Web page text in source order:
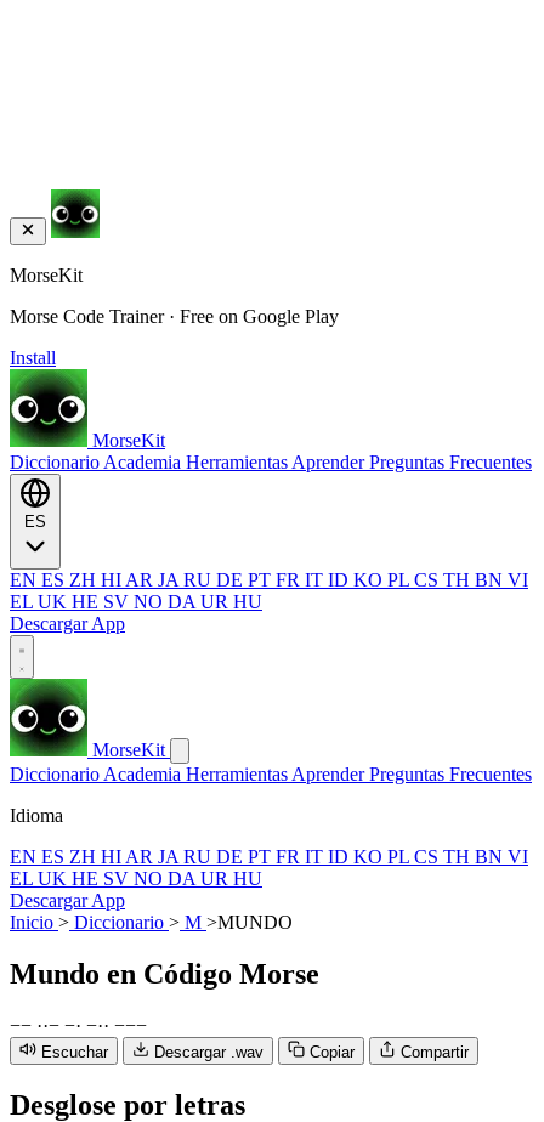
MorseKit
Morse Code Trainer · Free on Google Play
Install
MorseKit
Diccionario Academia Herramientas AprenderPreguntas Frecuentes
EN ES ZH HI AR JA RU DE PT FR IT ID KO PL CS TH BN VI
EL UK HE SV NO DA UR HU
Descargar App
MorseKit
Diccionario Academia Herramientas AprenderPreguntas Frecuentes
Idioma
EN ES ZH HI AR JA RU DE PT FR IT ID KO PL CS TH BN VI
EL UK HE SV NO DA UR HU
Descargar App
Inicio > Diccionario > M >MUNDO
Mundo en Código Morse
−− ··− −· −·· −−−
Escuchar Descargar .wav Copiar Compartir
Desglose por letras